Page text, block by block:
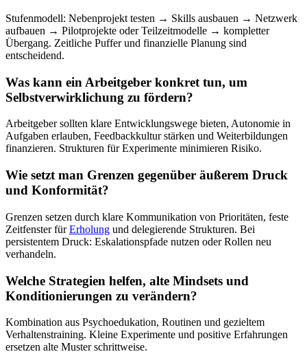
Stufenmodell: Nebenprojekt testen → Skills ausbauen → Netzwerk
aufbauen → Pilotprojekte oder Teilzeitmodelle → kompletter
Übergang. Zeitliche Puffer und finanzielle Planung sind
entscheidend.
Was kann ein Arbeitgeber konkret tun, um
Selbstverwirklichung zu fördern?
Arbeitgeber sollten klare Entwicklungswege bieten, Autonomie in
Aufgaben erlauben, Feedbackkultur stärken und Weiterbildungen
finanzieren. Strukturen für Experimente minimieren Risiko.
Wie setzt man Grenzen gegenüber äußerem Druck
und Konformität?
Grenzen setzen durch klare Kommunikation von Prioritäten, feste
Zeitfenster fürErholung und delegierende Strukturen. Bei
persistentem Druck: Eskalationspfade nutzen oder Rollen neu
verhandeln.
Welche Strategien helfen, alte Mindsets und
Konditionierungen zu verändern?
Kombination aus Psychoedukation, Routinen und gezieltem
Verhaltenstraining. Kleine Experimente und positive Erfahrungen
ersetzen alte Muster schrittweise.